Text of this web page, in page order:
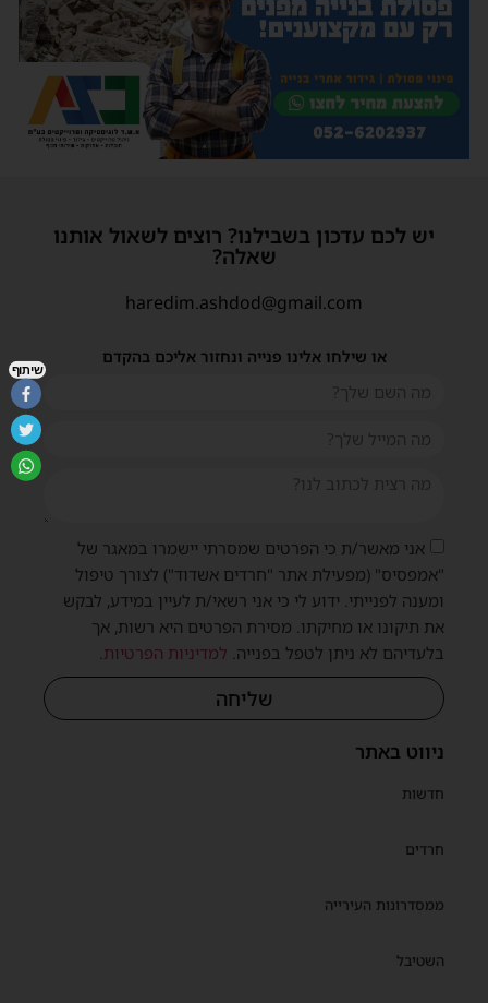
ניווט באתר
חדשות
חרדים
ממסדרונות העירייה
השטיבל
יש לכם עדכון בשבילנו? רוצים לשאול אותנו
שאלה?
haredim.ashdod@gmail.com
או שילחו אלינו פנייה ונחזור אליכם בהקדם
אני מאשר/ת כי הפרטים שמסרתי יישמרו במאגר של
"אמפסיס" (מפעילת אתר "חרדים אשדוד") לצורך טיפול
ומענה לפנייתי. ידוע לי כי אני רשאי/ת לעיין במידע, לבקש
את תיקונו או מחיקתו. מסירת הפרטים היא רשות, אך
בלעדיהם לא ניתן לטפל בפנייה. למדיניות הפרטיות.
שליחה
שיתוף